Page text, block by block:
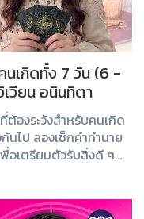
นเกิดทั้ง 7 วัน (6 -
วียน อนินทิตา
ต้องระวังสำหรับคนเกิด
นไป ลองเช็กคำทำนาย
อเตรียมตัวรับสิ่งดี ๆ